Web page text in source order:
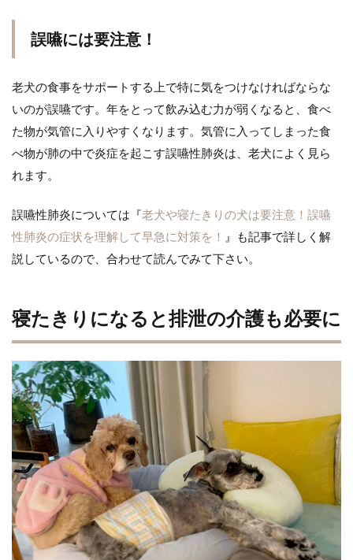
誤嚥には要注意！
老犬の食事をサポートする上で特に気をつけなければならな
いのが誤嚥です。年をとって飲み込む力が弱くなると、食べ
た物が気管に入りやすくなります。気管に入ってしまった食
べ物が肺の中で炎症を起こす誤嚥性肺炎は、老犬によく見ら
れます。
誤嚥性肺炎については『老犬や寝たきりの犬は要注意！誤嚥
性肺炎の症状を理解して早急に対策を！ 』も記事で詳しく解
説しているので、合わせて読んでみて下さい。
寝たきりになると排泄の介護も必要に